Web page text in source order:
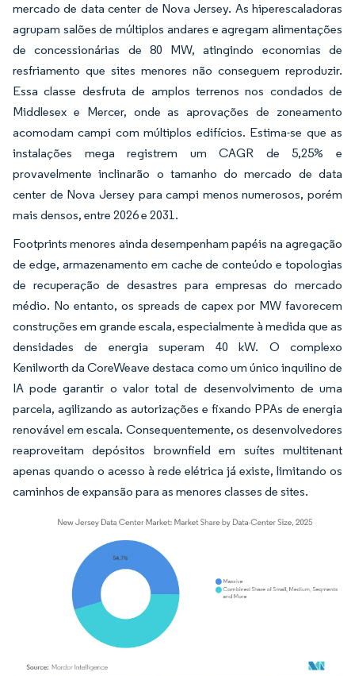
mercado de data center de Nova Jersey. As hiperescaladoras
agrupam salões de múltiplos andares e agregam alimentações
de concessionárias de 80 MW, atingindo economias de
resfriamento que sites menores não conseguem reproduzir.
Essa classe desfruta de amplos terrenos nos condados de
Middlesex e Mercer, onde as aprovações de zoneamento
acomodam campi com múltiplos edifícios. Estima-se que as
instalações mega registrem um CAGR de 5,25% e
provavelmente inclinarão o tamanho do mercado de data
center de Nova Jersey para campi menos numerosos, porém
mais densos, entre 2026 e 2031.
Footprints menores ainda desempenham papéis na agregação
de edge, armazenamento em cache de conteúdo e topologias
de recuperação de desastres para empresas do mercado
médio. No entanto, os spreads de capex por MW favorecem
construções em grande escala, especialmente à medida que as
densidades de energia superam 40 kW. O complexo
Kenilworth da CoreWeave destaca como um único inquilino de
IA pode garantir o valor total de desenvolvimento de uma
parcela, agilizando as autorizações e fixando PPAs de energia
renovável em escala. Consequentemente, os desenvolvedores
reaproveitam depósitos brownfield em suítes multitenant
apenas quando o acesso à rede elétrica já existe, limitando os
caminhos de expansão para as menores classes de sites.